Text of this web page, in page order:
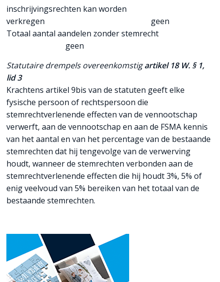
inschrijvingsrechten kan worden
verkregen geen
Totaal aantal aandelen zonder stemrecht
geen
Statutaire drempels overeenkomstigartikel 18 W. § 1,
lid 3
Krachtens artikel 9bis van de statuten geeft elke
fysische persoon of rechtspersoon die
stemrechtverlenende effecten van de vennootschap
verwerft, aan de vennootschap en aan de FSMA kennis
van het aantal en van het percentage van de bestaande
stemrechten dat hij tengevolge van de verwerving
houdt, wanneer de stemrechten verbonden aan de
stemrechtverlenende effecten die hij houdt 3%, 5% of
enig veelvoud van 5% bereiken van het totaal van de
bestaande stemrechten.